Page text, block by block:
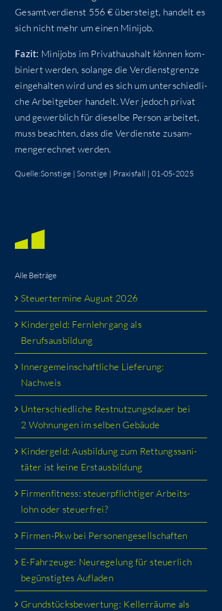
Gesamt­ver­dienst 556 € über­steigt, han­delt es
sich nicht mehr um einen Minijob.
Fazit: Mini­jobs im Pri­vat­haus­halt kön­nen kom­
bi­niert wer­den, solan­ge die Ver­dienst­gren­ze
ein­ge­hal­ten wird und es sich um unter­schied­li­
che Arbeit­ge­ber han­delt. Wer jedoch pri­vat
und gewerb­lich für die­sel­be Per­son arbei­tet,
muss beach­ten, dass die Ver­diens­te zusam­
men­ge­rech­net werden.
Quelle:Sonstige | Sons­ti­ge | Pra­xis­fall | 01-05-2025
Alle Bei­trä­ge
Steu­er­ter­mi­ne August 2026
Kin­der­geld: Fern­lehr­gang als
Berufsausbildung
Inner­ge­mein­schaft­li­che Lie­fe­rung:
Nachweis
Unter­schied­li­che Rest­nut­zungs­dau­er bei
2 Woh­nun­gen im sel­ben Gebäude
Kin­der­geld: Aus­bil­dung zum Ret­tungs­sa­ni­
tä­ter ist kei­ne Erstausbildung
Fir­men­fit­ness: steu­er­pflich­ti­ger Arbeits­
lohn oder steuerfrei?
Fir­men-Pkw bei Personengesellschaften
E-Fahr­zeu­ge: Neu­re­ge­lung für steu­er­lich
begüns­tig­tes Aufladen
Grund­stücks­be­wer­tung: Kel­ler­räu­me als